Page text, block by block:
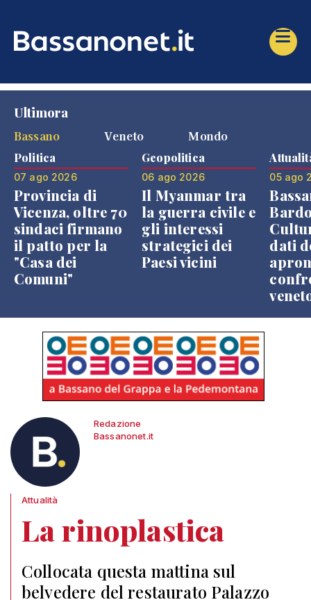
Ultimora
Bassano
Veneto Mondo
Politica
07 ago 2026
Provincia di
Vicenza, oltre 70
sindaci firmano
il patto per la
"Casa dei
Comuni"
Geopolitica
06 ago 2026
Il Myanmar tra
la guerra civile e
gli interessi
strategici dei
Paesi vicini
05 ago
dati
Redazione
Bassanonet.it
Attualità
La rinoplastica
Collocata questa mattina sul
belvedere del restaurato Palazzo